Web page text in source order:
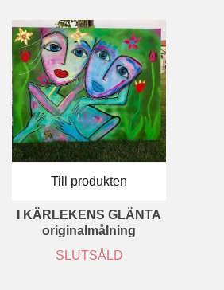
Till produkten
I KÄRLEKENS GLÄNTA
originalmålning
SLUTSÅLD